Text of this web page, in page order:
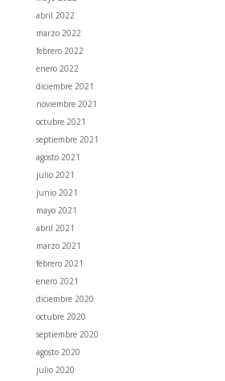
abril 2022
marzo 2022
febrero 2022
enero 2022
diciembre 2021
noviembre 2021
octubre 2021
septiembre 2021
agosto 2021
julio 2021
junio 2021
mayo 2021
abril 2021
marzo 2021
febrero 2021
enero 2021
diciembre 2020
octubre 2020
septiembre 2020
agosto 2020
julio 2020